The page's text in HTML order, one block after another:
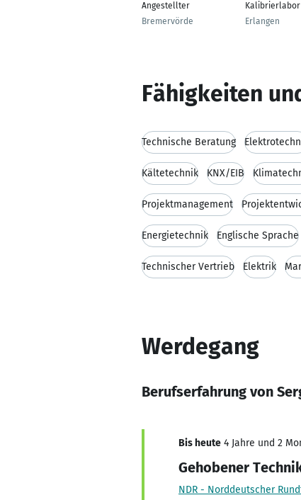
Angestellter
Bremervörde
Kalibrierlabor
Erlangen
Fähigkeiten
Technische Beratung
Kältetechnik KNX/EIB
Projektmanagement
Energietechnik Englische Sprache
Technischer Vertrieb Elektrik
Werdegang
Berufserfahrung von
Bis heute 4 Jahre und 2
Gehobener
NDR - Norddeutscher